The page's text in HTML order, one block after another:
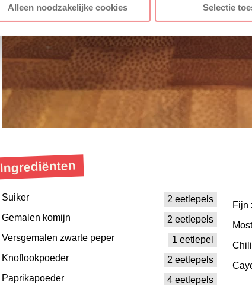
Alleen noodzakelijke cookies Selectie
Ingrediënten
Suiker
2 eetlepels
Gemalen komijn
2 eetlepels
Versgemalen zwarte peper
1 eetlepel
Knoflookpoeder
2 eetlepels
Paprikapoeder
4 eetlepels
Fijn